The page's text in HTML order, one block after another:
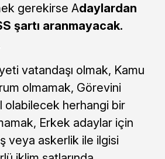
gerekirse Adaylardan
şartı aranmayacak.
vatandaşı olmak, Kamu
olmamak, Görevini
olabilecek herhangi bir
Erkek adaylar için
veya askerlik ile ilgisi